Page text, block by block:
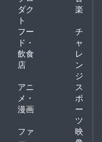
ダク
ト
楽
フー
ド・
飲食
店
チ
ャ
レ
ン
ジ
アニ
メ・
漫画
ス
ポ
ー
ツ
ファ
映